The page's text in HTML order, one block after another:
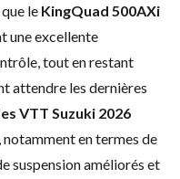
le KingQuad 500AXi
une excellente
tout en restant
attendre les dernières
VTT Suzuki 2026
en termes de
suspension améliorés et